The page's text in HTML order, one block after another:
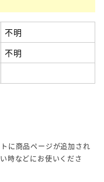
不明
不明
に商品ページが追加され
時などにお使いくださ